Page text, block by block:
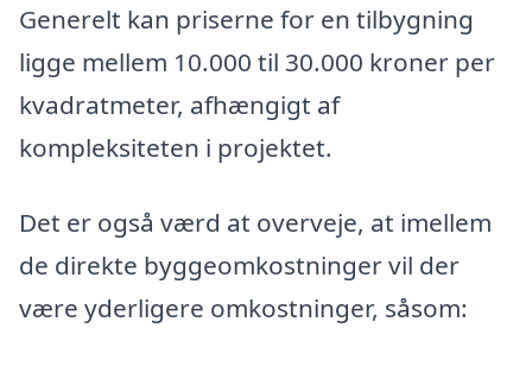
Generelt kan priserne for en tilbygning
ligge mellem 10.000 til 30.000 kroner per
kvadratmeter, afhængigt af
kompleksiteten i projektet.
Det er også værd at overveje, at imellem
de direkte byggeomkostninger vil der
være yderligere omkostninger, såsom: